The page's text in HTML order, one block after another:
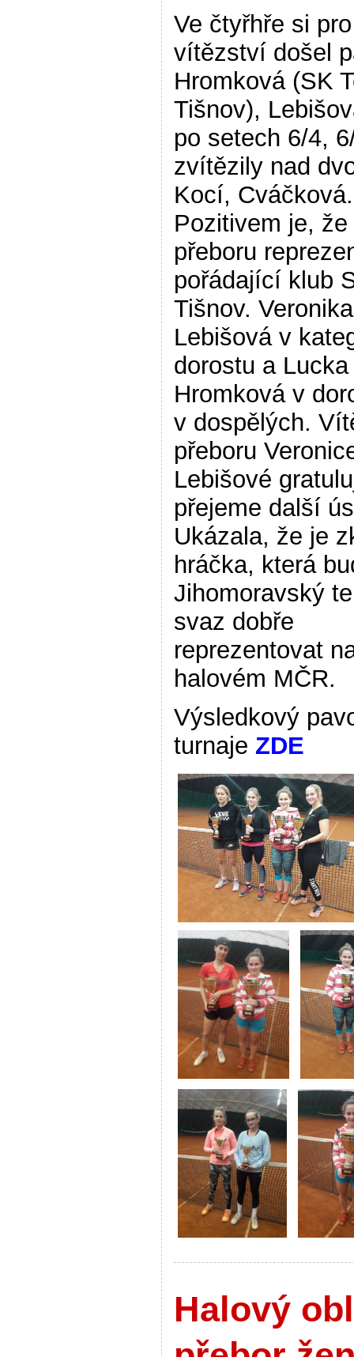
Ve čtyřhře si pro
vítězství došel
Hromková (SK
Tišnov),
po setech 6/4,
zvítězily nad
Kocí, Cváčková.
Pozitivem je,
přeboru
pořádající klub
Tišnov. Veronika
Lebišová v
dorostu a Lucka
Hromková v
v dospělých.
přeboru
Lebišové
přejeme další
Ukázala, že je
hráčka, která
Jihomoravský
svaz dobře
reprezentovat
halovém MČR.
Výsledkový
turnaje ZDE
Halový